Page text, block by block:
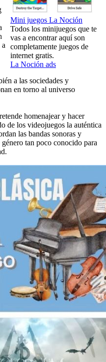
Mini juegos La Noción
Todos los minijuegos que te
vas a encontrar aquí son
completamente juegos de
internet gratis.
La Noción ads
a las sociedades y
en torno al universo
homenajear y hacer
de los videojuegos la auténtica
las bandas sonoras y
tan poco conocido para